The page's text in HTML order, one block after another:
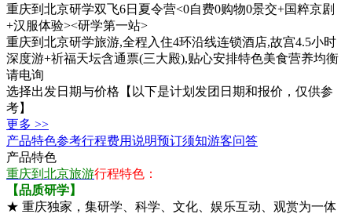
重庆到北京研学双飞6日夏令营<0自费0购物0景交+国粹京剧
+汉服体验><研学第一站>
重庆到北京研学旅游,全程入住4环沿线连锁酒店,故宫4.5小时
深度游+祈福天坛含通票(三大殿),贴心安排特色美食营养均衡
请电询
选择出发日期与价格 【以下是计划发团日期和报价，仅供参
考】
更多 >>
产品特色参考行程费用说明预订须知游客问答
产品特色
重庆到北京旅游行程特色：
【品质研学】
★ 重庆独家，集研学、科学、文化、娱乐互动、观赏为一体